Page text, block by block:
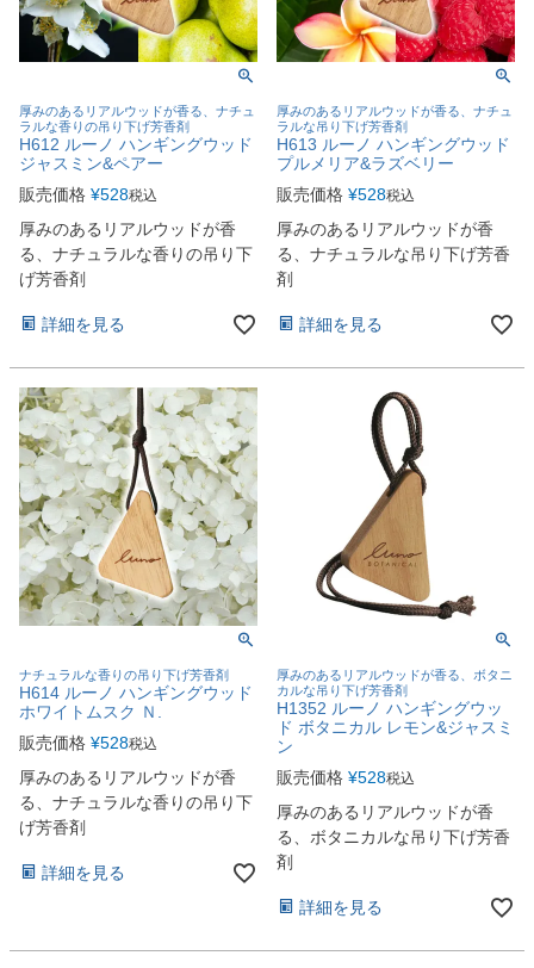
厚みのあるリアルウッドが香る、ナチュ
ラルな香りの吊り下げ芳香剤
H612 ルーノ ハンギングウッド
ジャスミン&ペアー
販売価格 ¥528税込
厚みのあるリアルウッドが香
る、ナチュラルな香りの吊り下
げ芳香剤
詳細を見る
厚みのあるリアルウッドが香る、ナチュ
ラルな吊り下げ芳香剤
H613 ルーノ ハンギングウッド
プルメリア&ラズベリー
販売価格 ¥528税込
厚みのあるリアルウッドが香
る、ナチュラルな吊り下げ芳香
剤
詳細を見る
ナチュラルな香りの吊り下げ芳香剤
H614 ルーノ ハンギングウッド
ホワイトムスク Ｎ.
販売価格 ¥528税込
厚みのあるリアルウッドが香
る、ナチュラルな香りの吊り下
げ芳香剤
詳細を見る
厚みのあるリアルウッドが香る、ボタニ
カルな吊り下げ芳香剤
H1352 ルーノ ハンギングウッ
ド ボタニカル レモン&ジャスミ
ン
販売価格 ¥528税込
厚みのあるリアルウッドが香
る、ボタニカルな吊り下げ芳香
剤
詳細を見る